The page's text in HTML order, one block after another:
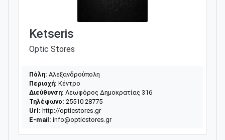
Ketseris
Optic Stores
Πόλη: Αλεξανδρούπολη
Περιοχή: Κέντρο
Διεύθυνση: Λεωφόρος Δημοκρατίας 316
Τηλέφωνο: 25510 28775
Url: http://opticstores.gr
E-mail: info@opticstores.gr